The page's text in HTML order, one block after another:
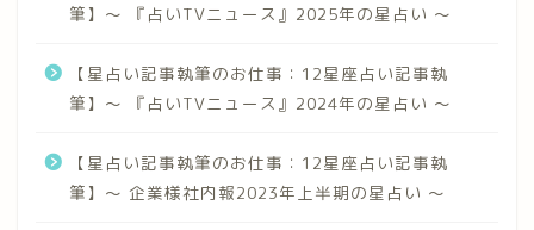
筆】〜 『占いTVニュース』2025年の星占い 〜
【星占い記事執筆のお仕事：12星座占い記事執
筆】〜 『占いTVニュース』2024年の星占い 〜
【星占い記事執筆のお仕事：12星座占い記事執
筆】〜 企業様社内報2023年上半期の星占い 〜